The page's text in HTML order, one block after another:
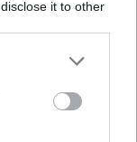
it to other
6570 svar